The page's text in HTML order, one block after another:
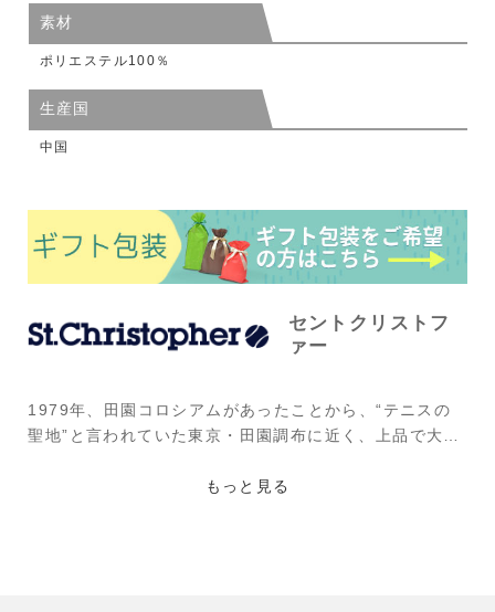
素材
ポリエステル100％
生産国
中国
セントクリストフ
ァー
1979年、田園コロシアムがあったことから、“テニスの
聖地”と言われていた東京・田園調布に近く、上品で大人
ンドとして誕生。そのコンセプトは現在まで変わること
もっと見る